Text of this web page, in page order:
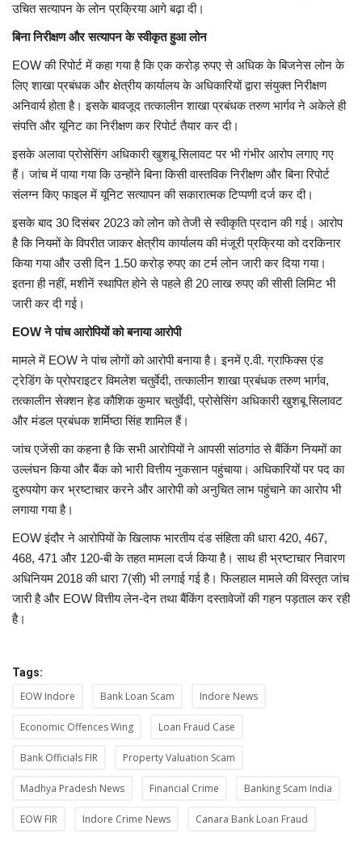
उचित सत्यापन के लोन प्रक्रिया आगे बढ़ा दी।
बिना निरीक्षण और सत्यापन के स्वीकृत हुआ लोन
EOW की रिपोर्ट में कहा गया है कि एक करोड़ रुपए से अधिक के बिजनेस लोन के
लिए शाखा प्रबंधक और क्षेत्रीय कार्यालय के अधिकारियों द्वारा संयुक्त निरीक्षण
अनिवार्य होता है। इसके बावजूद तत्कालीन शाखा प्रबंधक तरुण भार्गव ने अकेले ही
संपत्ति और यूनिट का निरीक्षण कर रिपोर्ट तैयार कर दी।
इसके अलावा प्रोसेसिंग अधिकारी खुशबू सिलावट पर भी गंभीर आरोप लगाए गए
हैं। जांच में पाया गया कि उन्होंने बिना किसी वास्तविक निरीक्षण और बिना रिपोर्ट
संलग्न किए फाइल में यूनिट सत्यापन की सकारात्मक टिप्पणी दर्ज कर दी।
इसके बाद 30 दिसंबर 2023 को लोन को तेजी से स्वीकृति प्रदान की गई। आरोप
है कि नियमों के विपरीत जाकर क्षेत्रीय कार्यालय की मंजूरी प्रक्रिया को दरकिनार
किया गया और उसी दिन 1.50 करोड़ रुपए का टर्म लोन जारी कर दिया गया।
इतना ही नहीं, मशीनें स्थापित होने से पहले ही 20 लाख रुपए की सीसी लिमिट भी
जारी कर दी गई।
EOW ने पांच आरोपियों को बनाया आरोपी
मामले में EOW ने पांच लोगों को आरोपी बनाया है। इनमें ए.वी. ग्राफिक्स एंड
ट्रेडिंग के प्रोपराइटर विमलेश चतुर्वेदी, तत्कालीन शाखा प्रबंधक तरुण भार्गव,
तत्कालीन सेक्शन हेड कौशिक कुमार चतुर्वेदी, प्रोसेसिंग अधिकारी खुशबू सिलावट
और मंडल प्रबंधक शर्मिष्ठा सिंह शामिल हैं।
जांच एजेंसी का कहना है कि सभी आरोपियों ने आपसी सांठगांठ से बैंकिंग नियमों का
उल्लंघन किया और बैंक को भारी वित्तीय नुकसान पहुंचाया। अधिकारियों पर पद का
दुरुपयोग कर भ्रष्टाचार करने और आरोपी को अनुचित लाभ पहुंचाने का आरोप भी
लगाया गया है।
EOW इंदौर ने आरोपियों के खिलाफ भारतीय दंड संहिता की धारा 420, 467,
468, 471 और 120-बी के तहत मामला दर्ज किया है। साथ ही भ्रष्टाचार निवारण
अधिनियम 2018 की धारा 7(सी) भी लगाई गई है। फिलहाल मामले की विस्तृत जांच
जारी है और EOW वित्तीय लेन-देन तथा बैंकिंग दस्तावेजों की गहन पड़ताल कर रही
है।
Tags:
EOW Indore Bank Loan Scam Indore News
Economic Offences Wing Loan Fraud Case
Bank Officials FIR Property Valuation Scam
Madhya Pradesh News Financial Crime Banking Scam India
EOW FIR Indore Crime News Canara Bank Loan Fraud